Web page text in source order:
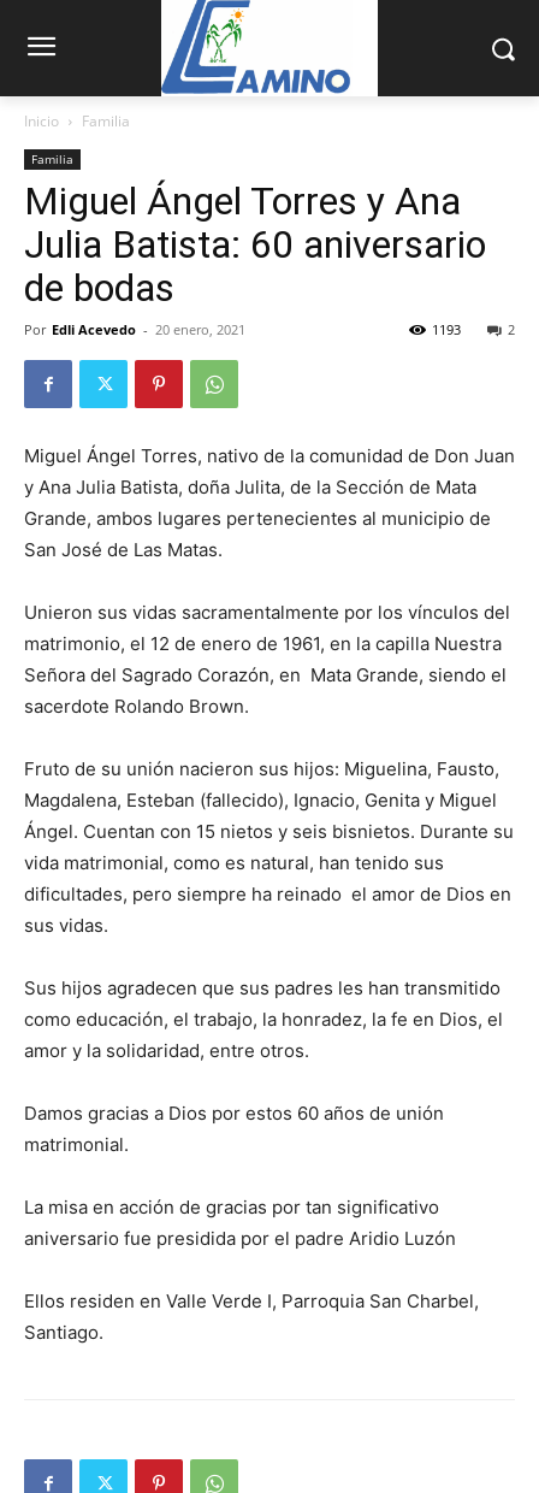
Inicio Familia
Familia
Miguel Ángel Torres y Ana
Julia Batista: 60 aniversario
de bodas
Por Edli Acevedo - 20 enero, 2021 2
1193
Miguel Ángel To­rres, nativo de la comunidad de Don Juan
y Ana Julia Batista, doña Julita, de la Sección de Mata
Grande, ambos lu­gares pertenecientes al municipio de
San José de Las Matas.
Unieron sus vidas sacramentalmente por los vínculos del
matrimonio, el 12 de enero de 1961, en la capilla Nuestra
Se­ñora del Sa­grado Corazón, en Mata Gran­de, siendo el
sacerdote Rolando Brown.
Fruto de su unión nacieron sus hijos: Mi­guelina, Fausto,
Mag­dalena, Esteban (fallecido), Ignacio, Genita y Miguel
Ángel. Cuentan con 15 nietos y seis bisnietos. Durante su
vida matrimonial, co­mo es natural, han teni­do sus
dificultades, pero siempre ha reinado el amor de Dios en
sus vidas.
Sus hijos agradecen que sus padres les han transmitido
como educación, el trabajo, la honradez, la fe en Dios, el
amor y la so­lidaridad, entre otros.
Damos gracias a Dios por estos 60 años de unión
matrimonial.
La misa en acción de gracias por tan significativo
aniversario fue presidida por el padre Aridio Luzón
Ellos residen en Valle Verde I, Parro­quia San Charbel,
Santiago.